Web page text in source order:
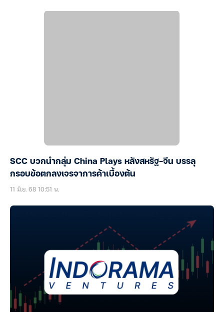
SCC บวกนำกลุ่ม China Plays หลังสหรัฐ-จีน บรรลุ
กรอบข้อตกลงเจรจาการค้าเบื้องต้น
11 มิ.ย. 68 10:51 น.